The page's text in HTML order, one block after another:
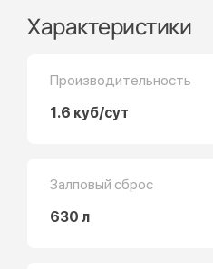
Характеристики
Производительность
1.6 куб/сут
Залповый сброс
630 л